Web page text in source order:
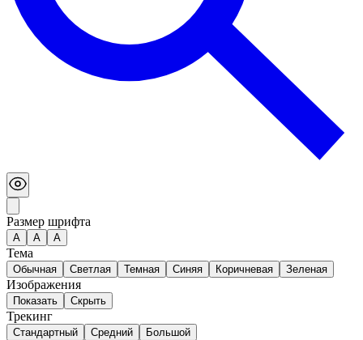
Размер шрифта
А A A
Тема
Обычная Светлая Темная Синяя Коричневая Зеленая
Изображения
Показать Скрыть
Трекинг
Стандартный Средний Большой